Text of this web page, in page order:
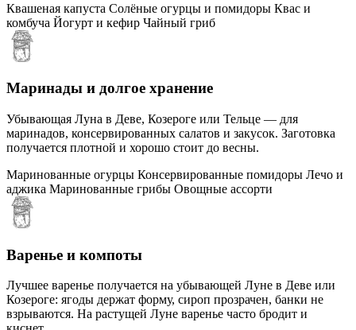
Квашеная капуста Солёные огурцы и помидоры Квас и
комбуча Йогурт и кефир Чайный гриб
Маринады и долгое хранение
Убывающая Луна в Деве, Козероге или Тельце — для
маринадов, консервированных салатов и закусок. Заготовка
получается плотной и хорошо стоит до весны.
Маринованные огурцы Консервированные помидоры Лечо и
аджика Маринованные грибы Овощные ассорти
Варенье и компоты
Лучшее варенье получается на убывающей Луне в Деве или
Козероге: ягоды держат форму, сироп прозрачен, банки не
взрываются. На растущей Луне варенье часто бродит и